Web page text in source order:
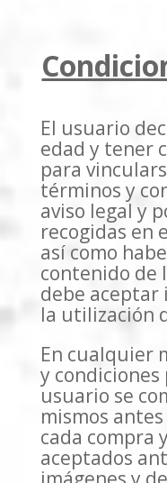
El usuario
edad y tener
para
términos y
aviso legal y
recogidas en
así como
contenido de
debe
la utilización
En cualquier
y
usuario se
mismos
cada compra
aceptados